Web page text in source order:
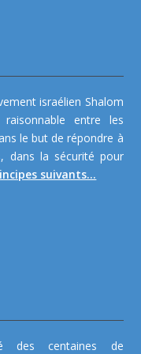
israélien Shalom
entre les
le but de répondre à
dans la sécurité pour
suivants...
des centaines de